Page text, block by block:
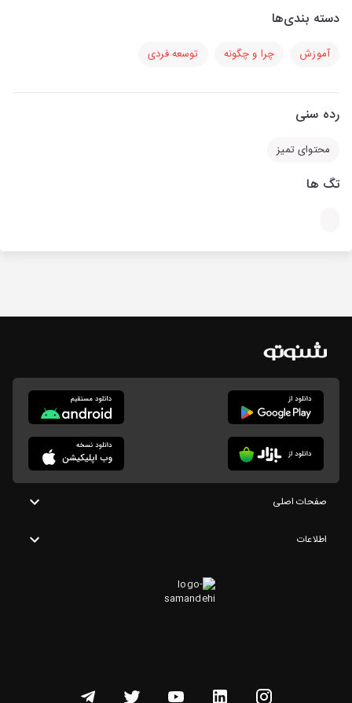
دسته بندی‌ها
آموزش چرا و چگونه توسعه فردی
رده سنی
محتوای تمیز
تگ ها
صفحات اصلی
اطلاعات